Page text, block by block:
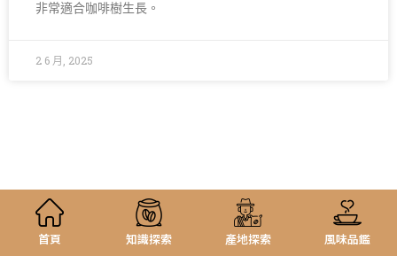
非常適合咖啡樹生長。
2 6 月, 2025
首頁 知識探索 產地探索 風味品鑑